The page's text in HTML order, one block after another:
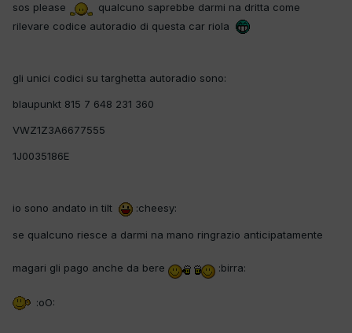
sos please
qualcuno saprebbe darmi na dritta come
rilevare codice autoradio di questa car riola
gli unici codici su targhetta autoradio sono:
blaupunkt 815 7 648 231 360
VWZ1Z3A6677555
1J0035186E
io sono andato in tilt :cheesy:
se qualcuno riesce a darmi na mano ringrazio anticipatamente
magari gli pago anche da bere :birra:
:oO: